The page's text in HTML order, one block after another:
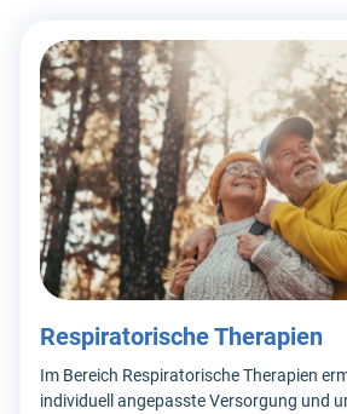
Respiratorische Therapien
Im Bereich Respiratorische Therapien
individuell angepasste Versorgung und